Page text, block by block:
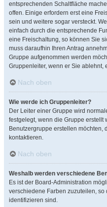
entsprechenden Schaltfläche
offen. Einige erfordern erst eine
sein und weitere sogar versteckt.
einfach durch die entsprechende
eine Freischaltung, so können Sie
muss daraufhin Ihren Antrag
Gruppe aufgenommen werden
Gruppenleiter, wenn er Sie ablehnt,
Nach oben
Wie werde ich Gruppenleiter?
Der Leiter einer Gruppe wird
festgelegt, wenn die Gruppe erstellt
Benutzergruppe erstellen möchten,
kontaktieren.
Nach oben
Weshalb werden verschiedene
Es ist der Board-Administration
verschiedene Farben zuzuteilen,
identifizieren sind.